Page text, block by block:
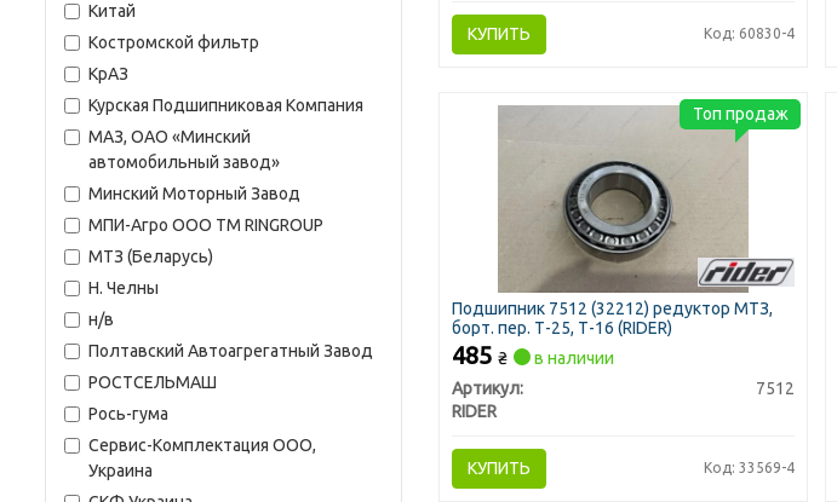
Китай
Костромской фильтр
КрАЗ
Курская Подшипниковая Компания
МАЗ, ОАО «Минский
автомобильный завод»
Минский Моторный Завод
МПИ-Агро ООО TM RINGROUP
МТЗ (Беларусь)
Н. Челны
н/в
Полтавский Автоагрегатный Завод
РОСТСЕЛЬМАШ
Рось-гума
Сервис-Комплектация ООО,
Украина
КУПИТЬ Код: 60830-4
Подшипник 7512 (32212) редуктор МТЗ,
борт. пер. Т-25, Т-16 (RIDER)
485 ₴
в наличии
Артикул:
7512
RIDER
КУПИТЬ Код: 33569-4
Топ продаж